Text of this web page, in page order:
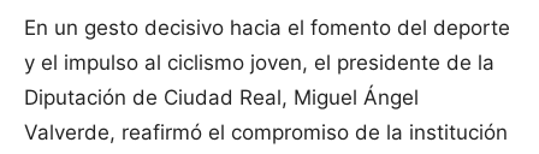
En un gesto decisivo hacia el fomento del deporte
y el impulso al ciclismo joven, el presidente de la
Diputación de Ciudad Real, Miguel Ángel
Valverde, reafirmó el compromiso de la institución